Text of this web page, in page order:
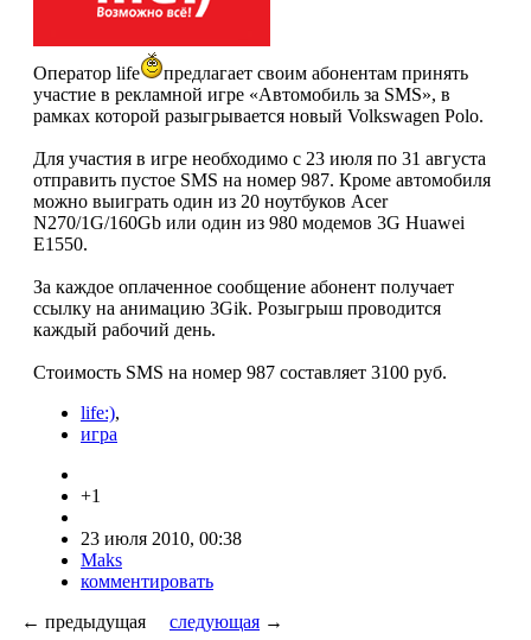
Оператор life
предлагает своим абонентам принять
участие в рекламной игре «Автомобиль за SMS», в
рамках которой разыгрывается новый Volkswagen Polo.
Для участия в игре необходимо с 23 июля по 31 августа
отправить пустое SMS на номер 987. Кроме автомобиля
можно выиграть один из 20 ноутбуков Acer
N270/1G/160Gb или один из 980 модемов 3G Huawei
E1550.
За каждое оплаченное сообщение абонент получает
ссылку на анимацию 3Gik. Розыгрыш проводится
каждый рабочий день.
Стоимость SMS на номер 987 составляет 3100 руб.
life:),
игра
+1
23 июля 2010, 00:38
Maks
комментировать
← предыдущая следующая →